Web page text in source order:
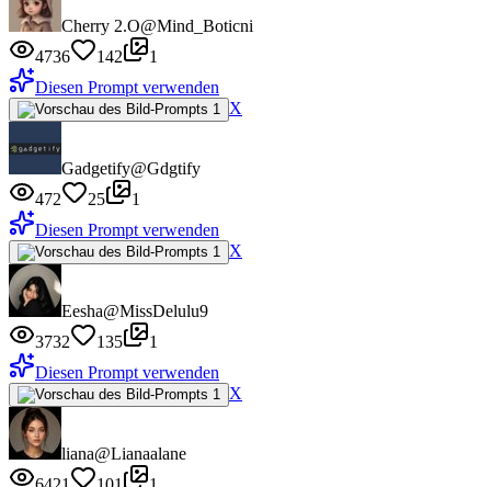
Cherry 2.O@Mind_Boticni
4736
142
1
Diesen Prompt verwenden
X
Gadgetify@Gdgtify
472
25
1
Diesen Prompt verwenden
X
Eesha@MissDelulu9
3732
135
1
Diesen Prompt verwenden
X
liana@Lianaalane